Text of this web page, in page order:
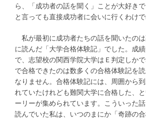
ら、「成功者の話を聞く」ことが大好きで
と言っても直接成功者に会いに行くわけで
私が最初に成功者たちの話を聞いたの
に読んだ「大学合格体験記」でした。成
で、志望校の関西学院大学はＥ判定しか
で合格できたのは数多くの合格体験記を
なりません。合格体験記には、周囲から
れていたけれども難関大学に合格した、
ーリーが集められています。こういった
読んでいた私は、いつのまにか「奇跡の合